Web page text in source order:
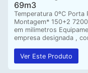
69m3
Temperatura 0ºC
Montagem* 150+2
em milimetros
empresa designada ,
Ver Este Produto